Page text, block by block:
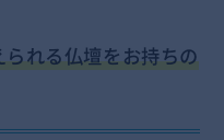
れる仏壇をお持ちの